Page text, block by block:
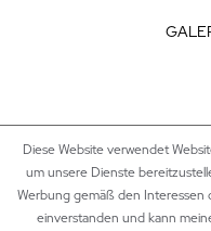
Diese Website verwendet
um unsere Dienste
Werbung gemäß den Interessen
einverstanden und kann